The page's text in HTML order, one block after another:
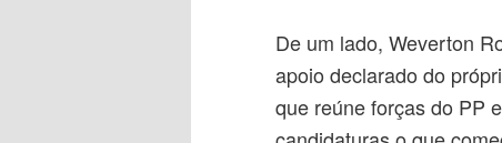
De um lado, Weverton
apoio declarado do
que reúne forças do PP